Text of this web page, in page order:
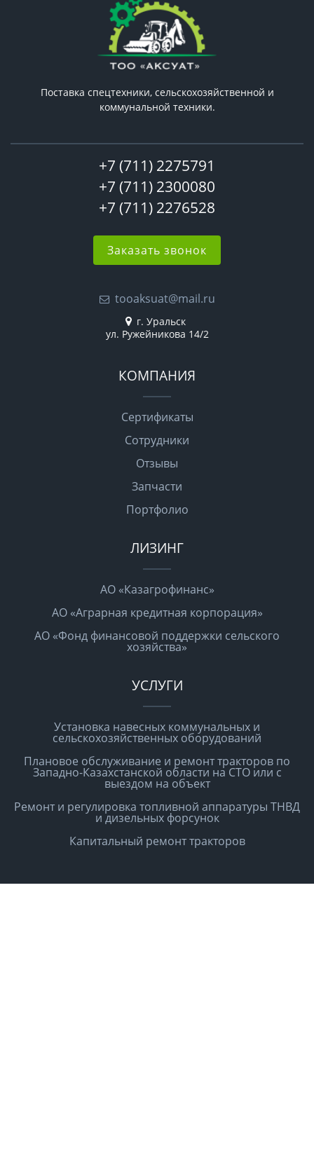
Поставка спецтехники, сельскохозяйственной и
коммунальной техники.
+7 (711) 2275791
+7 (711) 2300080
+7 (711) 2276528
Заказать звонок
tooaksuat@mail.ru
г. Уральск
ул. Ружейникова 14/2
КОМПАНИЯ
Сертификаты
Сотрудники
Отзывы
Запчасти
Портфолио
ЛИЗИНГ
АО «Казагрофинанс»
АО «Аграрная кредитная корпорация»
АО «Фонд финансовой поддержки сельского
хозяйства»
УСЛУГИ
Установка навесных коммунальных и
сельскохозяйственных оборудований
Плановое обслуживание и ремонт тракторов по
Западно-Казахстанской области на СТО или с
выездом на объект
Ремонт и регулировка топливной аппаратуры ТНВД
и дизельных форсунок
Капитальный ремонт тракторов